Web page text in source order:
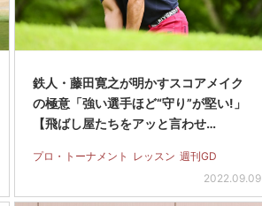
鉄人・藤田寛之が明かすスコアメイク
の極意「強い選手ほど“守り”が堅い!」
【飛ばし屋たちをアッと言わせ…
プロ・トーナメント レッスン 週刊GD
2022.09.09